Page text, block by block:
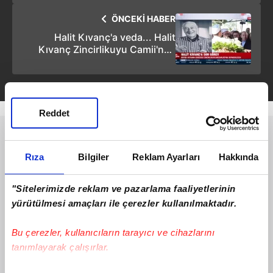
Rıza Bilgiler Reklam Ayarları Hakkında
"Sitelerimizde reklam ve pazarlama faaliyetlerinin
yürütülmesi amaçları ile çerezler kullanılmaktadır.
Bu çerezler, kullanıcıların tarayıcı ve cihazlarını
tanımlayarak çalışırlar.
Reddet
ÖNCEKİ HABER
Halit Kıvanç'a veda... Halit
Kıvanç Zincirlikuyu Camii'nde
son yolculuğuna uğurlandı